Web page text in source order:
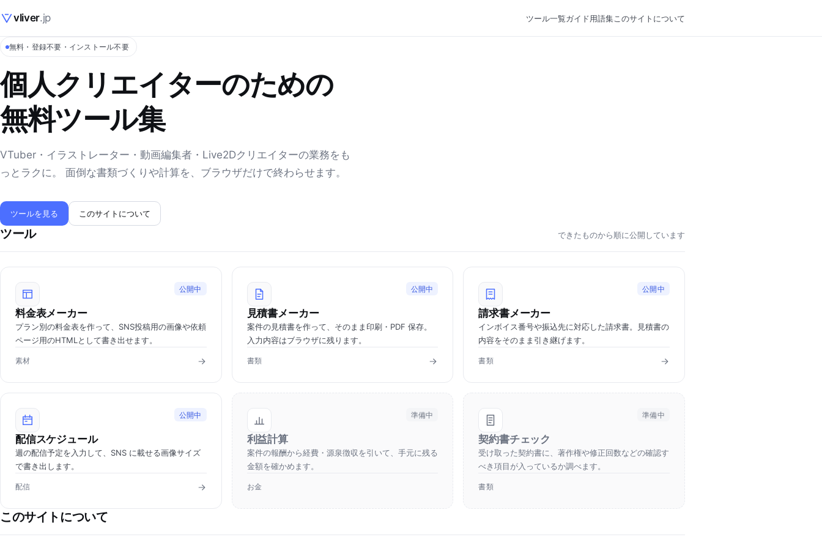
vliver.jp ツール一覧ガイド用語集このサイトについて
無料・登録不要・インストール不要
個人クリエイターのための
無料ツール集
VTuber・イラストレーター・動画編集者・Live2Dクリエイターの業務をも
っとラクに。 面倒な書類づくりや計算を、ブラウザだけで終わらせます。
ツールを見る このサイトについて
ツール できたものから順に公開しています
公開中
料金表メーカー
プラン別の料金表を作って、SNS投稿用の画像や依頼
ページ用のHTMLとして書き出せます。
素材
公開中
見積書メーカー
案件の見積書を作って、そのまま印刷・PDF 保存。
入力内容はブラウザに残ります。
書類
公開中
請求書メーカー
インボイス番号や振込先に対応した請求書。見積書の
内容をそのまま引き継げます。
書類
公開中
配信スケジュール
週の配信予定を入力して、SNS に載せる画像サイズ
で書き出します。
配信
準備中
利益計算
案件の報酬から経費・源泉徴収を引いて、手元に残る
金額を確かめます。
お金
準備中
契約書チェック
受け取った契約書に、著作権や修正回数などの確認す
べき項目が入っているか調べます。
書類
このサイトについて